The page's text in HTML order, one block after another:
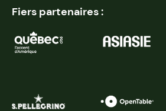
Fiers partenaires :